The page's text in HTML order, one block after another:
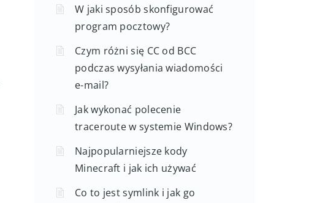
W jaki sposób skonfigurować
program pocztowy?
Czym różni się CC od BCC
podczas wysyłania wiadomości
e-mail?
Jak wykonać polecenie
traceroute w systemie Windows?
Najpopularniejsze kody
Minecraft i jak ich używać
Co to jest symlink i jak go